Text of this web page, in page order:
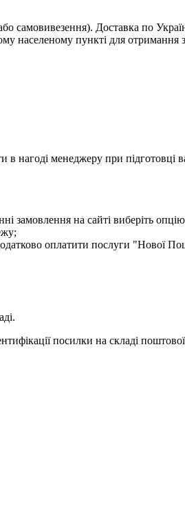
самовивезення). Доставка по
населеному пункті для отримання
в нагоді менеджеру при підготовці
замовлення на сайті виберіть
оплатити послуги "Нової
посилки на складі